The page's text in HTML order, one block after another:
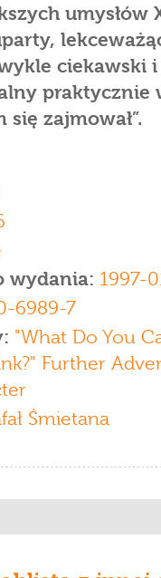
umysłów
ciekawski i
praktycznie
zajmował”.
wydania: 1997-
6989-7
"What Do You
Further
Śmietana